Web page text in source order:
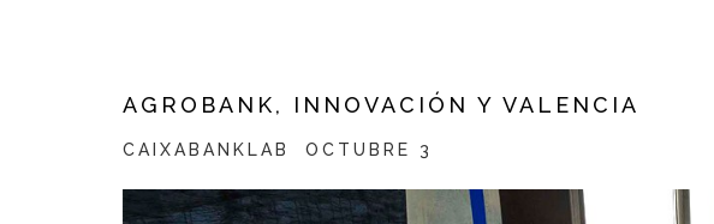
AGROBANK, INNOVACIÓN Y VALENCIA
CAIXABANKLAB OCTUBRE 3